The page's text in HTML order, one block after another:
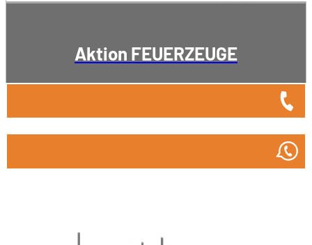
Aktion FEUERZEUGE